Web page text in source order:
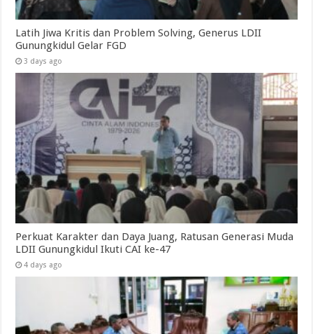
Latih Jiwa Kritis dan Problem Solving, Generus LDII
Gunungkidul Gelar FGD
3 days ago
Perkuat Karakter dan Daya Juang, Ratusan Generasi Muda
LDII Gunungkidul Ikuti CAI ke-47
4 days ago